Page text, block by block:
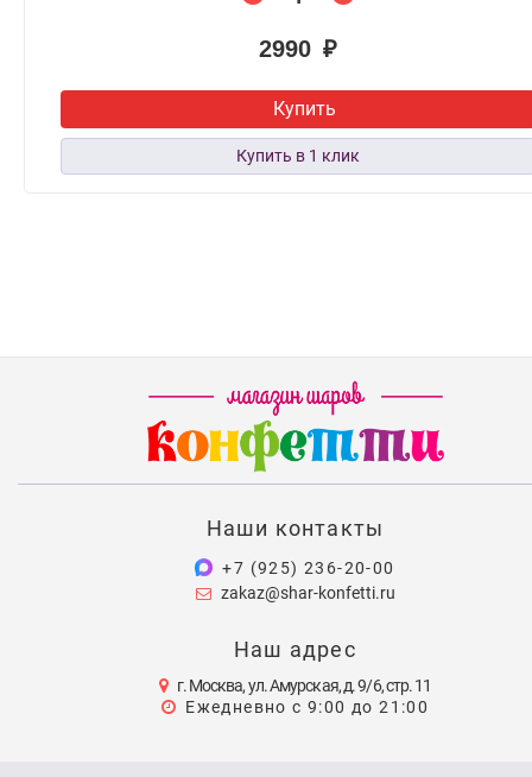
2990 ₽
Купить
Наши контакты
+7 (925) 236-20-00
zakaz@shar-konfetti.ru
Наш адрес
г. Москва, ул. Амурская, д. 9/6, стр. 11
Ежедневно с 9:00 до 21:00